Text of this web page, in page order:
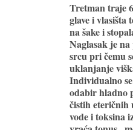
Tretman traje
glave i vlasišta
na šake i
Naglasak je
srcu pri čemu
uklanjanje
Individualno
odabir hladno
čistih
vode i toksina